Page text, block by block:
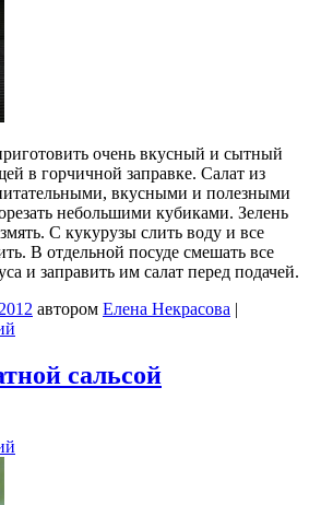
очень вкусный и сытный
в горчичной заправке. Салат из
вкусными и полезными
небольшими кубиками. Зелень
С кукурузы слить воду и все
В отдельной посуде смешать все
и заправить им салат перед подачей.
автором Елена Некрасова |
сальсой